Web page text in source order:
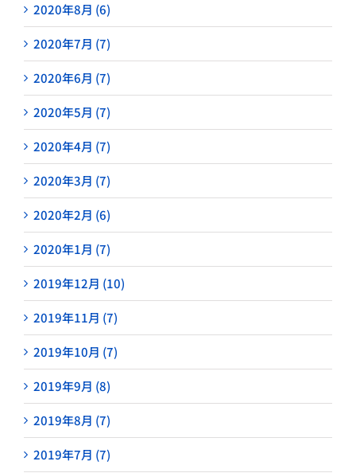
2020年8月 (6)
2020年7月 (7)
2020年6月 (7)
2020年5月 (7)
2020年4月 (7)
2020年3月 (7)
2020年2月 (6)
2020年1月 (7)
2019年12月 (10)
2019年11月 (7)
2019年10月 (7)
2019年9月 (8)
2019年8月 (7)
2019年7月 (7)